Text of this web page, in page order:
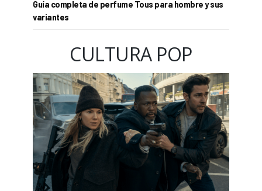
Guía completa de perfume Tous para hombre y sus
variantes
CULTURA POP